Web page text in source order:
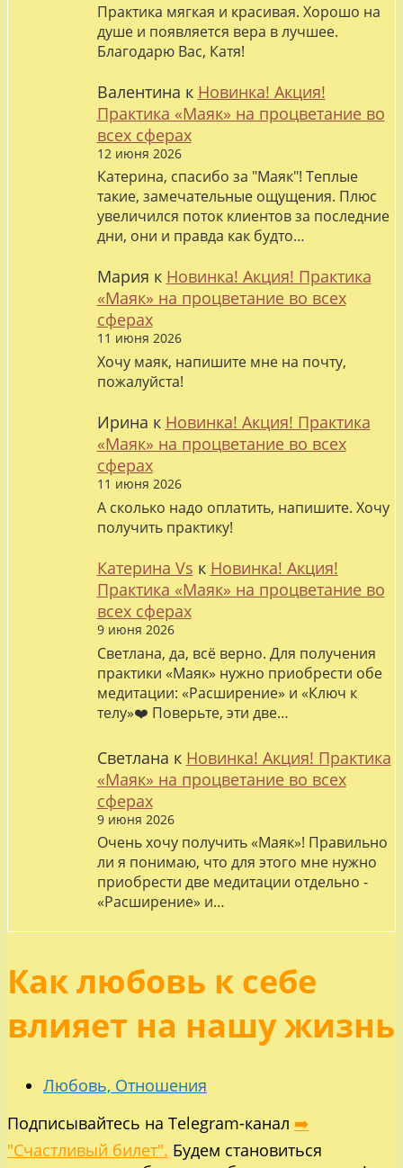
Практика мягкая и красивая. Хорошо на
душе и появляется вера в лучшее.
Благодарю Вас, Катя!
Валентина к Новинка! Акция!
Практика «Маяк» на процветание во
всех сферах
12 июня 2026
Катерина, спасибо за "Маяк"! Теплые
такие, замечательные ощущения. Плюс
увеличился поток клиентов за последние
дни, они и правда как будто…
Мария к Новинка! Акция! Практика
«Маяк» на процветание во всех
сферах
11 июня 2026
Хочу маяк, напишите мне на почту,
пожалуйста!
Ирина к Новинка! Акция! Практика
«Маяк» на процветание во всех
сферах
11 июня 2026
А сколько надо оплатить, напишите. Хочу
получить практику!
Катерина Vs к Новинка! Акция!
Практика «Маяк» на процветание во
всех сферах
9 июня 2026
Светлана, да, всё верно. Для получения
практики «Маяк» нужно приобрести обе
медитации: «Расширение» и «Ключ к
телу»❤️ Поверьте, эти две…
Светлана к Новинка! Акция! Практика
«Маяк» на процветание во всех
сферах
9 июня 2026
Очень хочу получить «Маяк»! Правильно
ли я понимаю, что для этого мне нужно
приобрести две медитации отдельно -
«Расширение» и…
Как любовь к себе
влияет на нашу жизнь
Любовь, Отношения
Подписывайтесь на Telegram-канал ➡️
"Счастливый билет". Будем становиться